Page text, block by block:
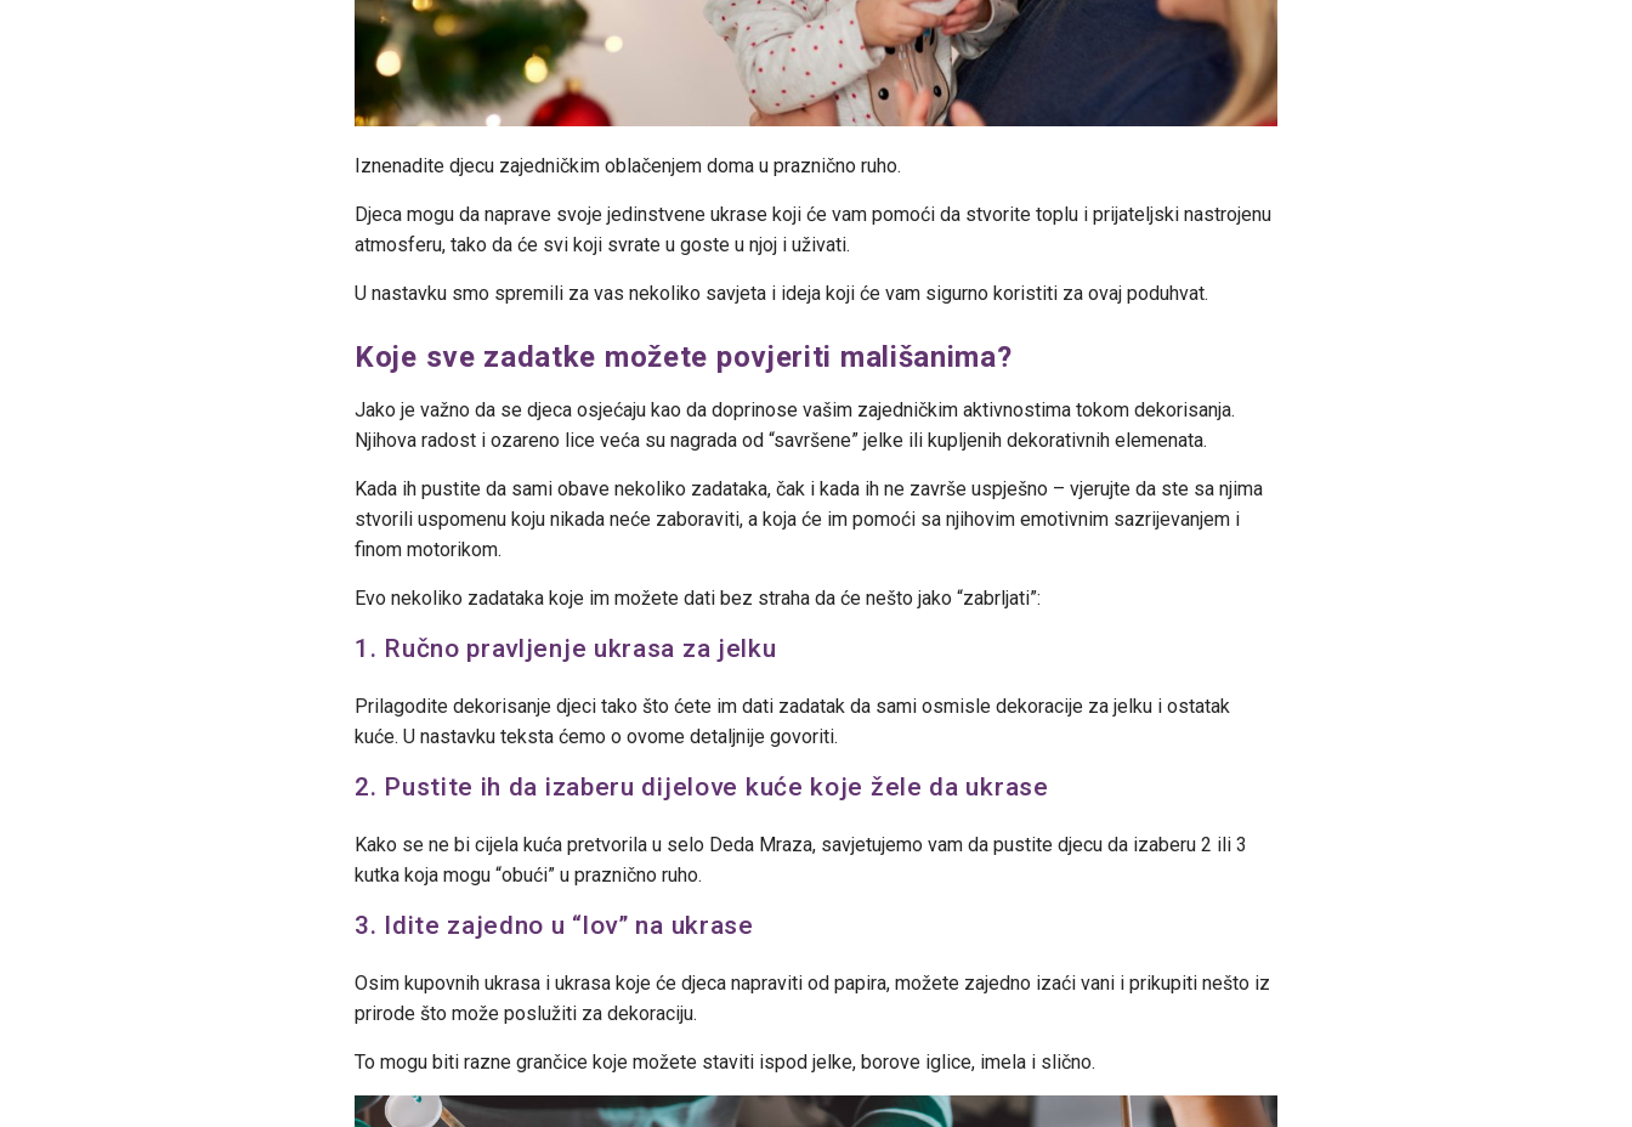
Iznenadite djecu zajedničkim oblačenjem doma u praznično ruho.
Djeca mogu da naprave svoje jedinstvene ukrase koji će vam pomoći da stvorite toplu i prijateljski nastrojenu
atmosferu, tako da će svi koji svrate u goste u njoj i uživati.
U nastavku smo spremili za vas nekoliko savjeta i ideja koji će vam sigurno koristiti za ovaj poduhvat.
Koje sve zadatke možete povjeriti mališanima?
Jako je važno da se djeca osjećaju kao da doprinose vašim zajedničkim aktivnostima tokom dekorisanja.
Njihova radost i ozareno lice veća su nagrada od “savršene” jelke ili kupljenih dekorativnih elemenata.
Kada ih pustite da sami obave nekoliko zadataka, čak i kada ih ne završe uspješno – vjerujte da ste sa njima
stvorili uspomenu koju nikada neće zaboraviti, a koja će im pomoći sa njihovim emotivnim sazrijevanjem i
finom motorikom.
Evo nekoliko zadataka koje im možete dati bez straha da će nešto jako “zabrljati”:
1. Ručno pravljenje ukrasa za jelku
Prilagodite dekorisanje djeci tako što ćete im dati zadatak da sami osmisle dekoracije za jelku i ostatak
kuće. U nastavku teksta ćemo o ovome detaljnije govoriti.
2. Pustite ih da izaberu dijelove kuće koje žele da ukrase
Kako se ne bi cijela kuća pretvorila u selo Deda Mraza, savjetujemo vam da pustite djecu da izaberu 2 ili 3
kutka koja mogu “obući” u praznično ruho.
3. Idite zajedno u “lov” na ukrase
Osim kupovnih ukrasa i ukrasa koje će djeca napraviti od papira, možete zajedno izaći vani i prikupiti nešto iz
prirode što može poslužiti za dekoraciju.
To mogu biti razne grančice koje možete staviti ispod jelke, borove iglice, imela i slično.